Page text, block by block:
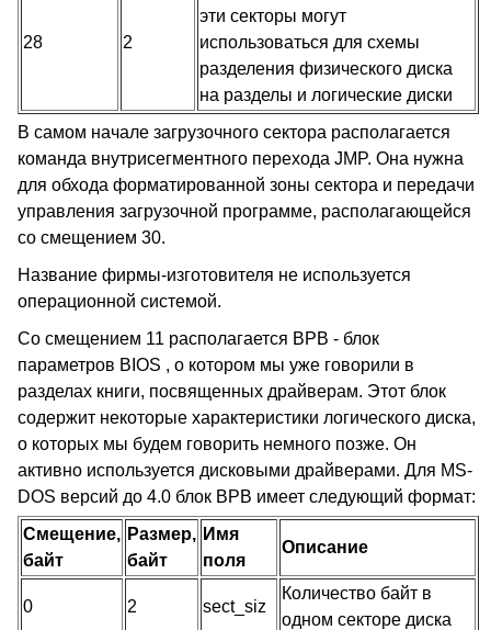
28 2
эти секторы могут
использоваться для схемы
разделения физического диска
на разделы и логические диски
В самом начале загрузочного сектора располагается
команда внутрисегментного перехода JMP. Она нужна
для обхода форматированной зоны сектора и передачи
управления загрузочной программе, располагающейся
со смещением 30.
Название фирмы-изготовителя не используется
операционной системой.
Со смещением 11 располагается BPB - блок
параметров BIOS , о котором мы уже говорили в
разделах книги, посвященных драйверам. Этот блок
содержит некоторые характеристики логического диска,
о которых мы будем говорить немного позже. Он
активно используется дисковыми драйверами. Для MS-
DOS версий до 4.0 блок BPB имеет следующий формат:
Смещение,
байт
Размер,
байт
Имя
поля
Описание
0 2 sect_siz
Количество байт в
одном секторе диска